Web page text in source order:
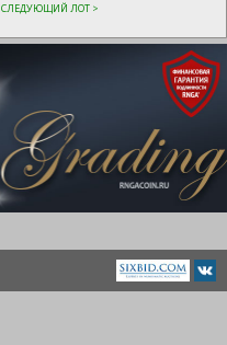
СЛЕДУЮЩИЙ ЛОТ >